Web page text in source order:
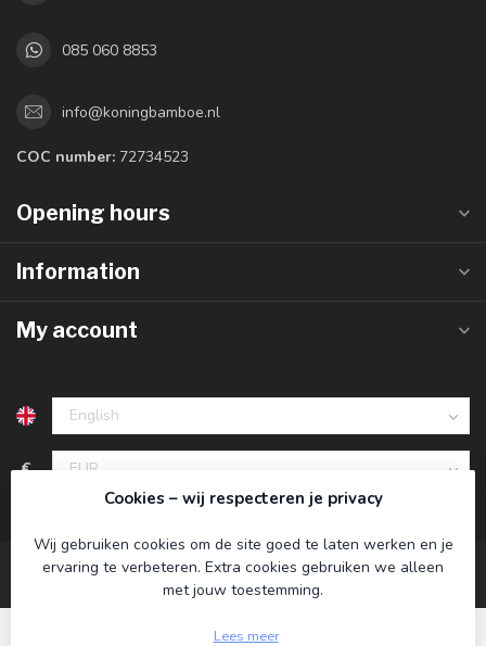
085 060 8853
info@koningbamboe.nl
COC number: 72734523
Opening hours
Information
My account
€
Cookies – wij respecteren je privacy
Wij gebruiken cookies om de site goed te laten werken en je
ervaring te verbeteren. Extra cookies gebruiken we alleen
met jouw toestemming.
Lees meer